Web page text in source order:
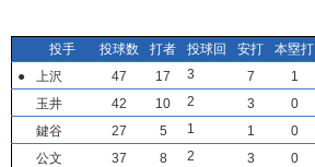
投手 投球数 打者 投球回 安打 本塁打
●
上沢 47 17 3 7 1
玉井
42 10 2 3 0
鍵谷
27 5 1 1 0
公文
37 8 2 3 0
投手 投球数 打者 投球回 安打 本塁打
●
上沢 47 17 3 7 1
玉井
42 10 2 3 0
鍵谷
27 5 1 1 0
公文
37 8 2 3 0
投手 投球数 打者 投球回 安打 本塁打
●
上沢 47 17 3 7 1
玉井
42 10 2 3 0
鍵谷
27 5 1 1 0
公文
37 8 2 3 0
投手 投球数 打者 投球回 安打 本塁打
●
上沢 47 17 3 7 1
玉井
42 10 2 3 0
鍵谷
27 5 1 1 0
公文
37 8 2 3 0